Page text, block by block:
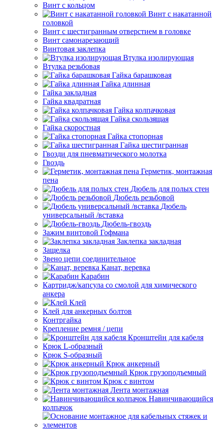
Винт с кольцом
Винт с накатанной
головкой
Винт с шестигранным отверстием в головке
Винт самонарезающий
Винтовая заклепка
Втулка изолирующая
Втулка резьбовая
Гайка барашковая
Гайка длинная
Гайка закладная
Гайка квадратная
Гайка колпачковая
Гайка скользящая
Гайка скоростная
Гайка стопорная
Гайка шестигранная
Гвозди для пневматического молотка
Гвоздь
Герметик, монтажная
пена
Дюбель для полых стен
Дюбель резьбовой
Дюбель
универсальный /вставка
Дюбель-гвоздь
Зажим винтовой Гофмана
Заклепка закладная
Защелка
Звено цепи соединительное
Канат, веревка
Карабин
Картридж/капсула со смолой для химического
анкера
Клей
Клей для анкерных болтов
Контргайка
Крепление ремня / цепи
Кронштейн для кабеля
Крюк L-образный
Крюк S-образный
Крюк анкерный
Крюк грузоподъемный
Крюк с винтом
Лента монтажная
Навинчивающийся
колпачок